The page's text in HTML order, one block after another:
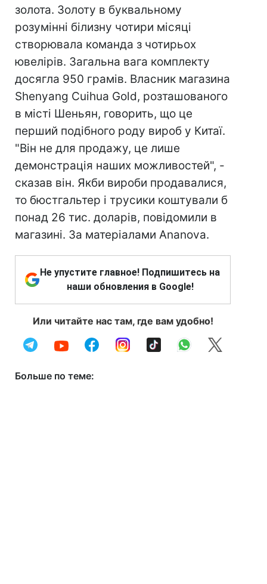
золота. Золоту в буквальному
розумінні білизну чотири місяці
створювала команда з чотирьох
ювелірів. Загальна вага комплекту
досягла 950 грамів. Власник магазина
Shenyang Cuihua Gold, розташованого
в місті Шеньян, говорить, що це
перший подібного роду вироб у Китаї.
"Він не для продажу, це лише
демонстрація наших можливостей", -
сказав він. Якби вироби продавалися,
то бюстгальтер і трусики коштували б
понад 26 тис. доларів, повідомили в
магазині. За матеріалами Ananova.
Не упустите главное! Подпишитесь на
наши обновления в Google!
Или читайте нас там, где вам удобно!
Больше по теме: